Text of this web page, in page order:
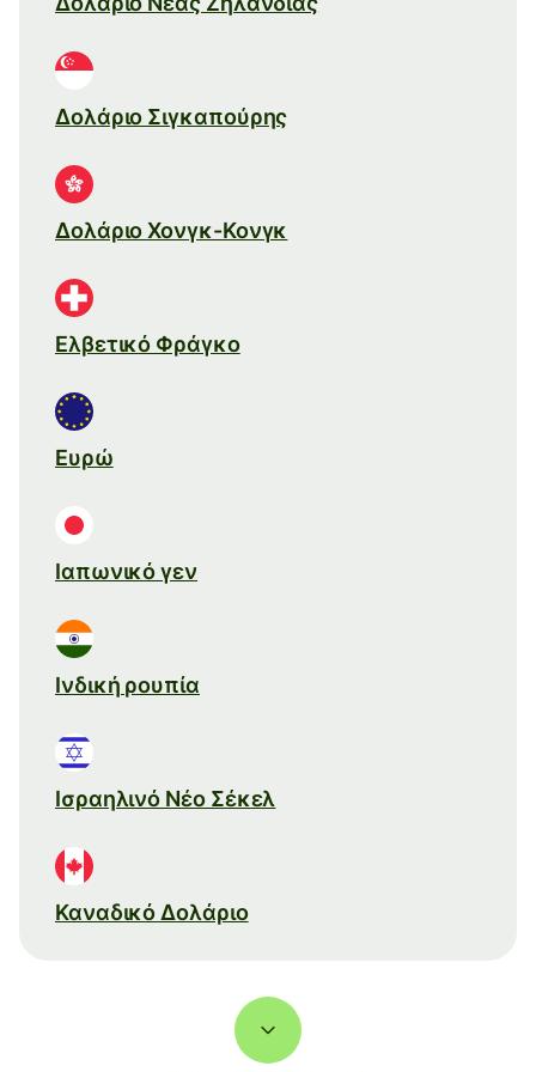
Δολάριο Σιγκαπούρης
Δολάριο Χονγκ-Κονγκ
Ελβετικό Φράγκο
Ευρώ
Ιαπωνικό γεν
Ινδική ρουπία
Ισραηλινό Νέο Σέκελ
Καναδικό Δολάριο